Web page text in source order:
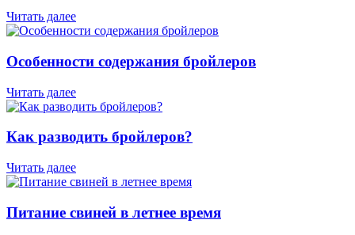
Читать далее
Особенности содержания бройлеров
Читать далее
Как разводить бройлеров?
Читать далее
Питание свиней в летнее время